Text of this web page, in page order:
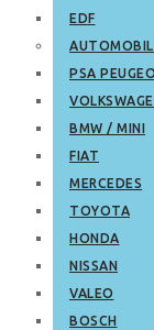
EDF
PSA
BMW / MINI
FIAT
MERCEDES
TOYOTA
HONDA
NISSAN
VALEO
BOSCH